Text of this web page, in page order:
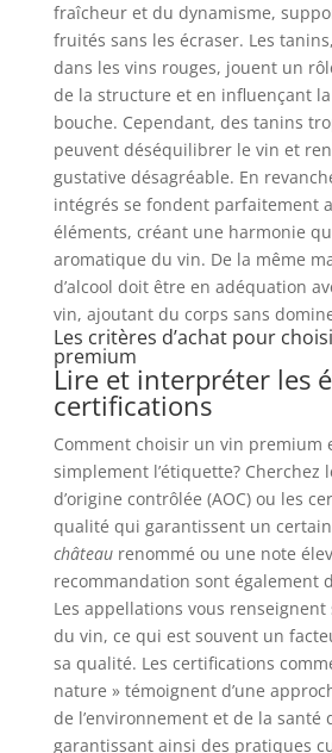
fraîcheur et du dynamisme,
fruités sans les écraser. Les
dans les vins rouges, jouent un
de la structure et en influençant
bouche. Cependant, des tanins
peuvent déséquilibrer le vin et
gustative désagréable. En
intégrés se fondent parfaitement
éléments, créant une harmonie
aromatique du vin. De la même
d’alcool doit être en adéquation
vin, ajoutant du corps sans
Les critères d’achat pour
premium
Lire et interpréter les
certifications
Comment choisir un vin premium
simplement l’étiquette? Cherchez
d’origine contrôlée (AOC) ou les
qualité qui garantissent un
châteaurenommé ou une note
recommandation sont également
Les appellations vous
du vin, ce qui est souvent un
sa qualité. Les certifications
nature » témoignent d’une
de l’environnement et de la santé
garantissant ainsi des pratiques